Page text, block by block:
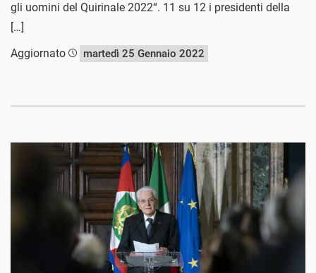
gli uomini del Quirinale 2022“. 11 su 12 i presidenti della
[…]
Aggiornato
martedì 25 Gennaio 2022